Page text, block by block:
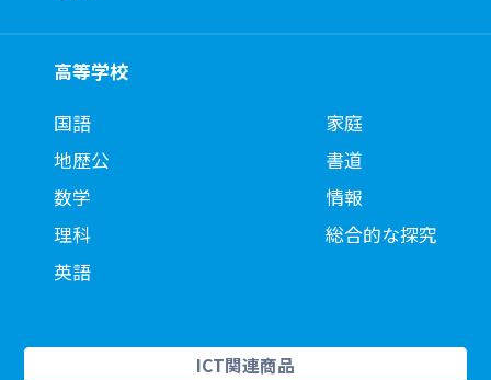
高等学校
国語
地歴公
数学
理科
英語
家庭
書道
情報
総合的な探究
ICT関連商品